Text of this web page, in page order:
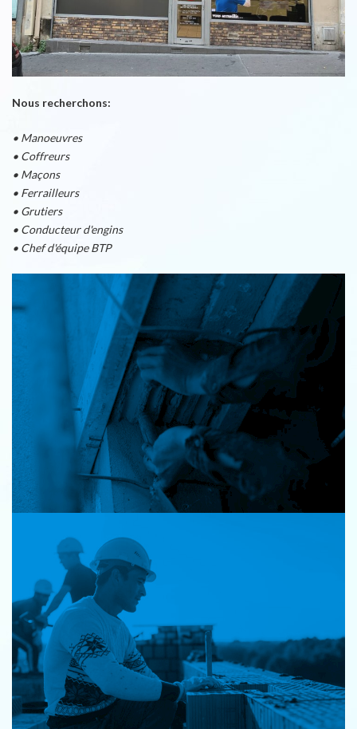
Nous recherchons:
• Manoeuvres
• Coffreurs
• Maçons
• Ferrailleurs
• Grutiers
• Conducteur d'engins
• Chef d'équipe BTP